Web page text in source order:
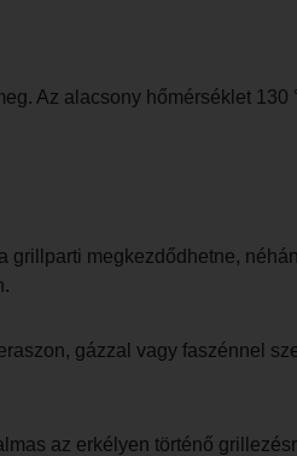
Az alacsony hőmérséklet 130
grillparti megkezdődhetne,
gázzal vagy faszénnel
az erkélyen történő